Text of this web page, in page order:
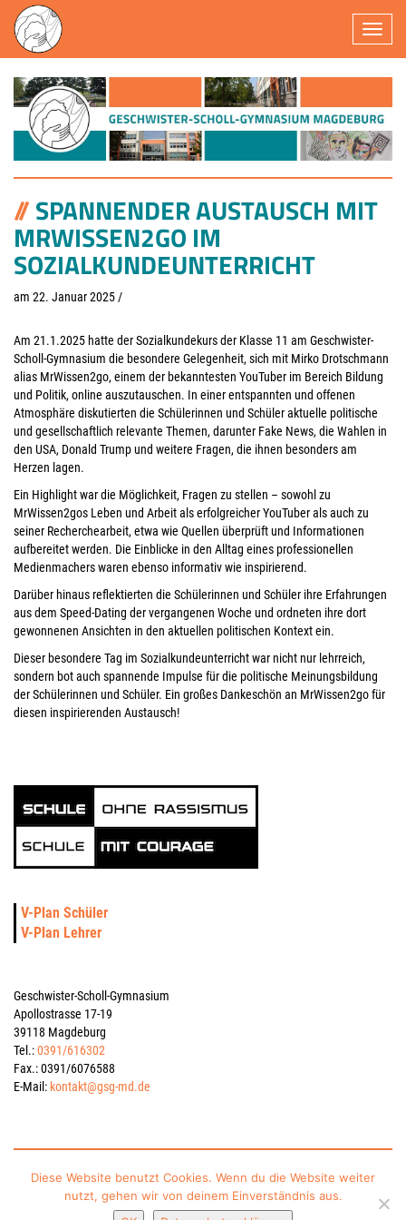
SPANNENDER AUSTAUSCH MIT
MRWISSEN2GO IM
SOZIALKUNDEUNTERRICHT
am 22. Januar 2025 /
Am 21.1.2025 hatte der Sozialkundekurs der Klasse 11 am Geschwister-
Scholl-Gymnasium die besondere Gelegenheit, sich mit Mirko Drotschmann
alias MrWissen2go, einem der bekanntesten YouTuber im Bereich Bildung
und Politik, online auszutauschen. In einer entspannten und offenen
Atmosphäre diskutierten die Schülerinnen und Schüler aktuelle politische
und gesellschaftlich relevante Themen, darunter Fake News, die Wahlen in
den USA, Donald Trump und weitere Fragen, die ihnen besonders am
Herzen lagen.
Ein Highlight war die Möglichkeit, Fragen zu stellen – sowohl zu
MrWissen2gos Leben und Arbeit als erfolgreicher YouTuber als auch zu
seiner Recherchearbeit, etwa wie Quellen überprüft und Informationen
aufbereitet werden. Die Einblicke in den Alltag eines professionellen
Medienmachers waren ebenso informativ wie inspirierend.
Darüber hinaus reflektierten die Schülerinnen und Schüler ihre Erfahrungen
aus dem Speed-Dating der vergangenen Woche und ordneten ihre dort
gewonnenen Ansichten in den aktuellen politischen Kontext ein.
Dieser besondere Tag im Sozialkundeunterricht war nicht nur lehrreich,
sondern bot auch spannende Impulse für die politische Meinungsbildung
der Schülerinnen und Schüler. Ein großes Dankeschön an MrWissen2go für
diesen inspirierenden Austausch!
V-Plan Schüler
V-Plan Lehrer
Geschwister-Scholl-Gymnasium
Apollostrasse 17-19
39118 Magdeburg
Tel.:0391/616302
Fax.: 0391/6076588
E-Mail: kontakt@gsg-md.de
gesponsert vom Schulverein Gymnasium „Geschwister-Scholl“ Magdeburg e.V.
Diese Website benutzt Cookies. Wenn du die Website weiter
nutzt, gehen wir von deinem Einverständnis aus.